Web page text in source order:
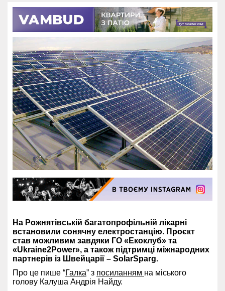
На Рожнятівській багатопрофільній лікарні
встановили сонячну електростанцію. Проєкт
став можливим завдяки ГО «Екоклуб» та
«Ukraine2Power», а також підтримці міжнародних
партнерів із Швейцарії – SolarSparg.
Про це пише “Галка” з посиланням на міського
голову Калуша Андрія Найду.